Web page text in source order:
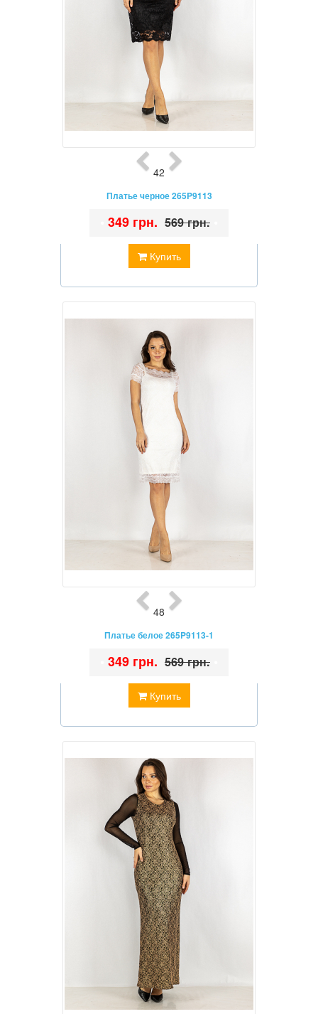
42
Платье черное 265P9113
Купить
349 грн. 569 грн.
48
Платье белое 265P9113-1
Купить
349 грн. 569 грн.